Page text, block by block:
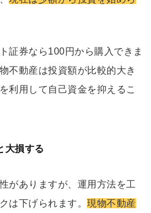
証券なら100円から購入できま
不動産は投資額が比較的大き
利用して自己資金を抑えるこ
大損する
がありますが、運用方法を工
は下げられます。 現物不動産